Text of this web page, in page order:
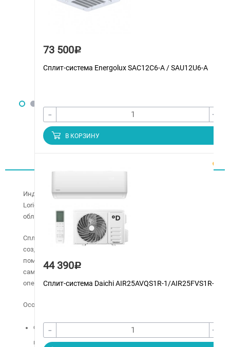
73 500Р
Сплит-система Energolux SAС12С6-A / SAU12U6-A
- +
В КОРЗИНУ
44 390Р
Сплит-система Daichi AIR25AVQS1R-1/AIR25FVS1R-1
- +
Индивидуальный и стильный дизайн кондиционера
Loriot Скай LAC-18AS украсит любой интерьер, придав его
обладателю высочайший комфорт.
Cплит-система Loriot серии Скай предназначена для
создания комфортных климатических условий в
помещениях, модель оснащена системой
самодиагностики, обеспечивающей контроль аварийных
операций или неисправностей.
Особенности:
Функция «4D air-flow» - автоматическое управление
вертикальными и горизонтальными потоками